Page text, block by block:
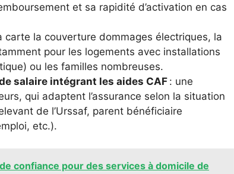
et sa rapidité d’activation en cas
carte la couverture dommages électriques, la
pour les logements avec installations
ou les familles nombreuses.
salaire intégrant les aides CAF : une
qui adaptent l’assurance selon la situation
de l’Urssaf, parent bénéficiaire
etc.).
confiance pour des services à domicile de